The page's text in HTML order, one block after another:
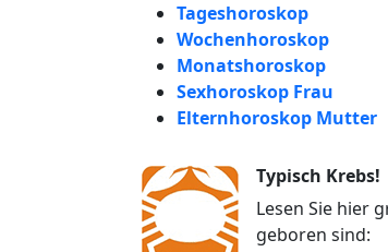
Tageshoroskop
Wochenhoroskop
Monatshoroskop
Sexhoroskop Frau
Elternhoroskop Mutter
Typisch Krebs!
Lesen Sie hier
geboren sind: